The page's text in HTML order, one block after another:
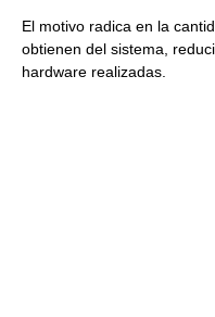
El motivo radica en la
obtienen del sistema,
hardware realizadas.